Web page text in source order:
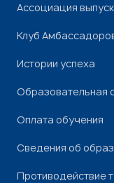
Ассоциация
Клуб
Истории успеха
Образовательная
Оплата обучения
Сведения об
Противодействие